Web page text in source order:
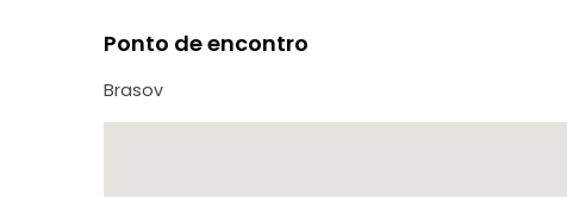
Vemo-nos na Praça do Conselho.
Ponto de encontro
Brasov